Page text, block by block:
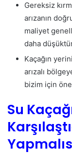
Gereksiz
arızanın
maliyet
daha
Kaçağın
arızalı
bizim için
Su